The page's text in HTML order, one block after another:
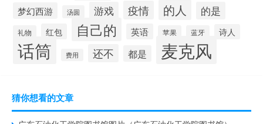
梦幻西游 汤圆 游戏 疫情 的人 的是
礼物 红包 自己的 英语 苹果 蓝牙 诗人
话筒 费用 还不 都是 麦克风
猜你想看的文章